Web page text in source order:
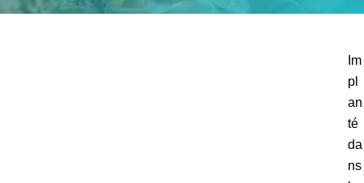
Im
pl
an
té
da
ns